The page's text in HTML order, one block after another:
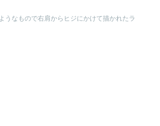
うなもので右肩からヒジにかけて描かれたラ